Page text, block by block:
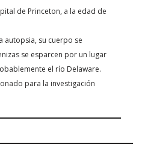
de Princeton, a la edad de
autopsia, su cuerpo se
se esparcen por un lugar
el río Delaware.
para la investigación